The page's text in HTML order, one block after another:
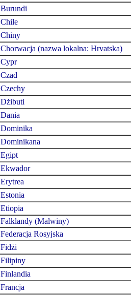
Burundi
Chile
Chiny
Chorwacja (nazwa lokalna: Hrvatska)
Cypr
Czad
Czechy
Dżibuti
Dania
Dominika
Dominikana
Egipt
Ekwador
Erytrea
Estonia
Etiopia
Falklandy (Malwiny)
Federacja Rosyjska
Fidżi
Filipiny
Finlandia
Francja